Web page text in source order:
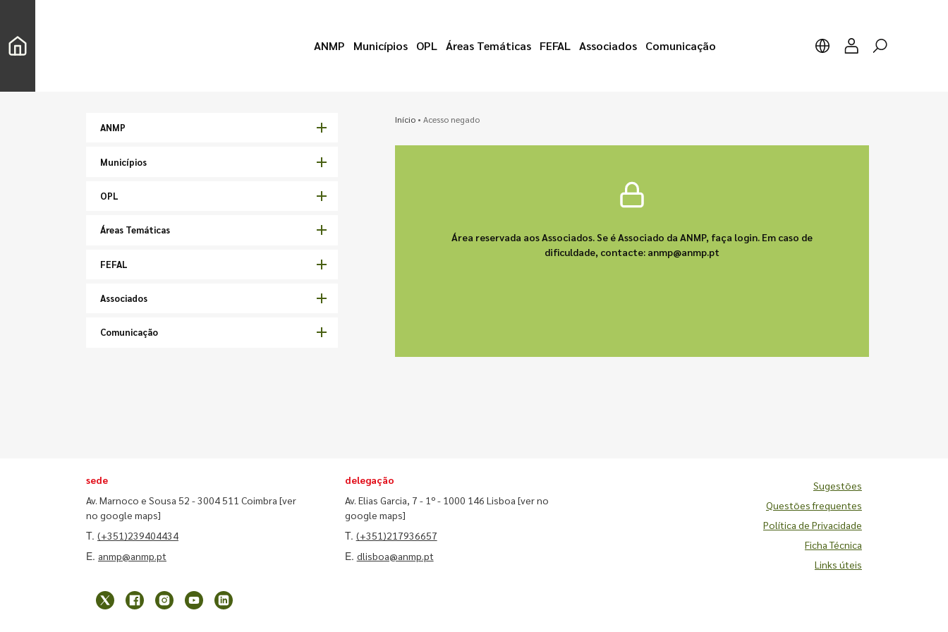
ANMP Municípios OPL Áreas Temáticas FEFAL Associados Comunicação
ANMP
Municípios
OPL
Áreas Temáticas
FEFAL
Associados
Comunicação
Início• Acesso negado
Área reservada aos Associados. Se é Associado da ANMP, faça login. Em caso de
dificuldade, contacte: anmp@anmp.pt
sede
Av. Marnoco e Sousa 52 - 3004 511 Coimbra [ver
no google maps]
T. (+351)239404434
E. anmp@anmp.pt
delegação
Av. Elias Garcia, 7 - 1º - 1000 146 Lisboa [ver no
google maps]
T. (+351)217936657
E. dlisboa@anmp.pt
Sugestões
Questões frequentes
Política de Privacidade
Ficha Técnica
Links úteis